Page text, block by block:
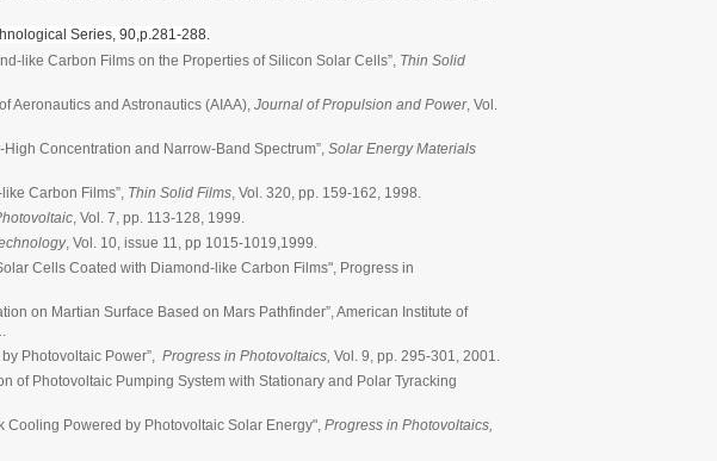
Series, 90,p.281-288.
like Carbon Films on the Properties of Silicon Solar Cells”, Thin Solid
Aeronautics and Astronautics (AIAA), Journal of Propulsion and Power, Vol.
Concentration and Narrow-Band Spectrum”, Solar Energy Materials
Carbon Films”, Thin Solid Films, Vol. 320, pp. 159-162, 1998.
, Vol. 7, pp. 113-128, 1999.
, Vol. 10, issue 11, pp 1015-1019,1999.
Cells Coated with Diamond-like Carbon Films", Progress in
on Martian Surface Based on Mars Pathfinder”, American Institute of
Photovoltaic Power”, Progress in Photovoltaics, Vol. 9, pp. 295-301, 2001.
of Photovoltaic Pumping System with Stationary and Polar Tyracking
Cooling Powered by Photovoltaic Solar Energy", Progress in Photovoltaics,